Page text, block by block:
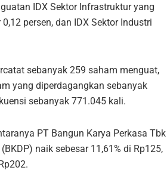
IDX Sektor Infrastruktur yang
persen, dan IDX Sektor Industri
sebanyak 259 saham menguat,
yang diperdagangkan sebanyak
sebanyak 771.045 kali.
PT Bangun Karya Perkasa Tbk
naik sebesar 11,61% di Rp125,